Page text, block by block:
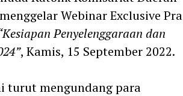
Webinar Exclusive Pra
Penyelenggaraan dan
, Kamis, 15 September 2022.
turut mengundang para